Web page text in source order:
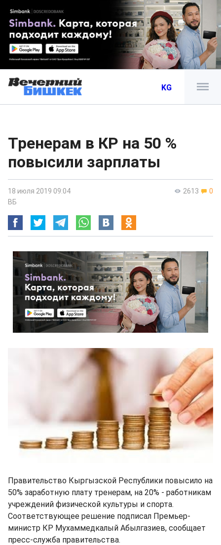
KG
Тренерам в КР на 50 %
повысили зарплаты
2613 0
18 июля 2019 09:04
ВБ
Правительство Кыргызской Республики повысило на
50% заработную плату тренерам, на 20% - работникам
учреждений физической культуры и спорта.
Соответствующее решение подписал Премьер-
министр КР Мухаммедкалый Абылгазиев, сообщает
пресс-служба правительства.